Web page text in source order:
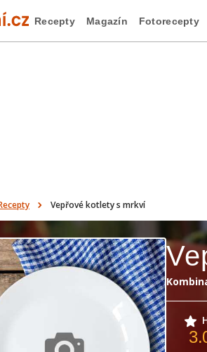
Recepty Magazín Fotorecepty
Vepřové kotlety s mrkví